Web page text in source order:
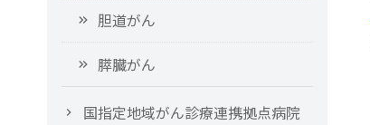
胆道がん
膵臓がん
国指定地域がん診療連携拠点病院